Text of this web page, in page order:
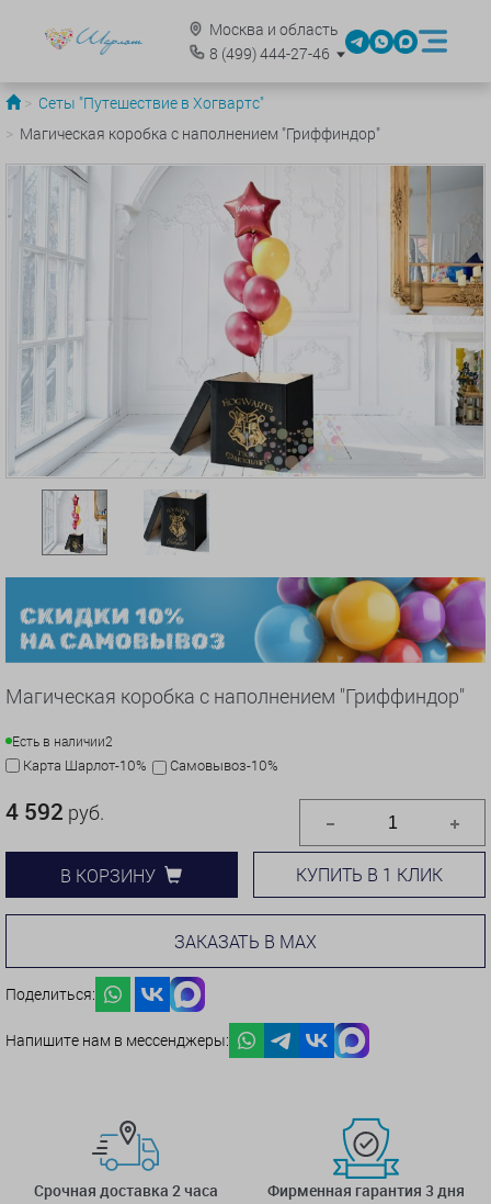
Москва и область
8 (499)444-27-46
Сеты "Путешествие в Хогвартс"
Магическая коробка с наполнением "Гриффиндор"
Магическая коробка с наполнением "Гриффиндор"
Есть в наличии2
Карта Шарлот-10% Самовывоз-10%
4 592 руб.
В КОРЗИНУ КУПИТЬ В 1 КЛИК
ЗАКАЗАТЬ В MAX
Поделиться:
Напишите нам в мессенджеры:
Срочная доставка 2 часа
Фирменная гарантия 3 дня